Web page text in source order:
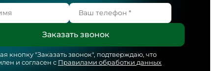
кнопку "Заказать звонок", подтверждаю, что
и согласен с Правилами обработки данных